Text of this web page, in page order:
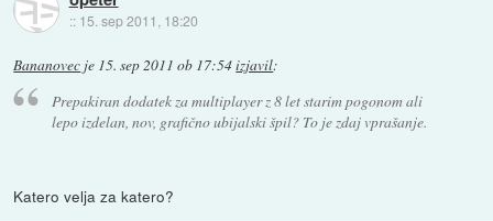
:: 15. sep 2011, 18:20
Bananovec je 15. sep 2011 ob 17:54izjavil:
Prepakiran dodatek za multiplayer z 8 let starim pogonom ali
lepo izdelan, nov, grafično ubijalski špil? To je zdaj vprašanje.
Katero velja za katero?